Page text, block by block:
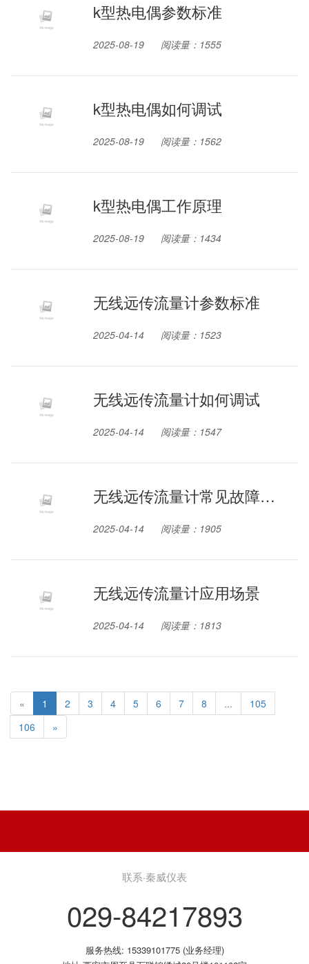
k型热电偶参数标准
2025-08-19 阅读量：1555
k型热电偶如何调试
2025-08-19 阅读量：1562
k型热电偶工作原理
2025-08-19 阅读量：1434
无线远传流量计参数标准
2025-04-14 阅读量：1523
无线远传流量计如何调试
2025-04-14 阅读量：1547
无线远传流量计常见故障处
2025-04-14 阅读量：1905
无线远传流量计应用场景
2025-04-14 阅读量：1813
« 1 2 3 4 5 6 7 8 ...
105
106
»
联系·秦威仪表
029-84217893
服务热线: 15339101775 (业务经理)